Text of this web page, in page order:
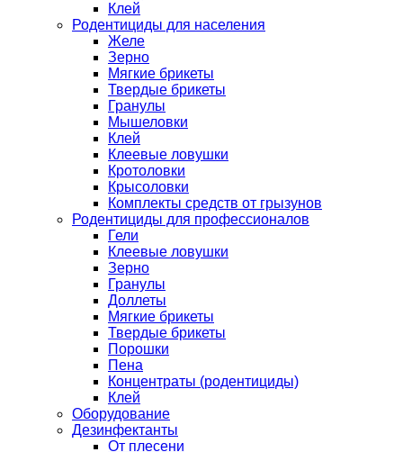
Клей
Родентициды для населения
Желе
Зерно
Мягкие брикеты
Твердые брикеты
Гранулы
Мышеловки
Клей
Клеевые ловушки
Кротоловки
Крысоловки
Комплекты средств от грызунов
Родентициды для профессионалов
Гели
Клеевые ловушки
Зерно
Гранулы
Доллеты
Мягкие брикеты
Твердые брикеты
Порошки
Пена
Концентраты (родентициды)
Клей
Оборудование
Дезинфектанты
От плесени